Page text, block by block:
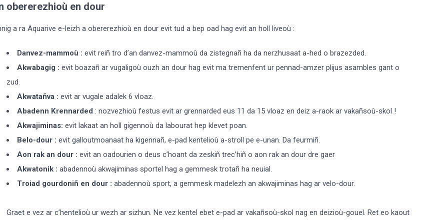
obererezhioù en dour
a ra Aquarive e-leizh a obererezhioù en dour evit tud a bep oad hag evit an holl liveoù :
Danvez-mammoù : evit reiñ tro d’an danvez-mammoù da zistegnañ ha da nerzhusaat a-hed o brazezded.
Akwabagig : evit boazañ ar vugaligoù ouzh an dour hag evit ma tremenfent ur pennad-amzer plijus asambles gant o
zud.
Akwatañva : evit ar vugale adalek 6 vloaz.
Abadenn Krennarded : nozvezhioù festus evit ar grennarded eus 11 da 15 vloaz en deiz a-raok ar vakañsoù-skol !
Akwajiminas: evit lakaat an holl gigennoù da labourat hep klevet poan.
Belo-dour : evit galloutmoanaat ha kigennañ, e-pad kentelioù a-stroll pe e-unan. Da feurmiñ.
Aon rak an dour : evit an oadourien o deus c’hoant da zeskiñ trec’hiñ o aon rak an dour dre gaer
Akwatonik : abadennoù akwajiminas sportel hag a gemmesk trotañ ha neuial.
Troiad gourdoniñ en dour : abadennoù sport, a gemmesk madelezh an akwajiminas hag ar velo-dour.
Graet e vez ar c’hentelioù ur wezh ar sizhun. Ne vez kentel ebet e-pad ar vakañsoù-skol nag en deizioù-gouel. Ret eo kaout